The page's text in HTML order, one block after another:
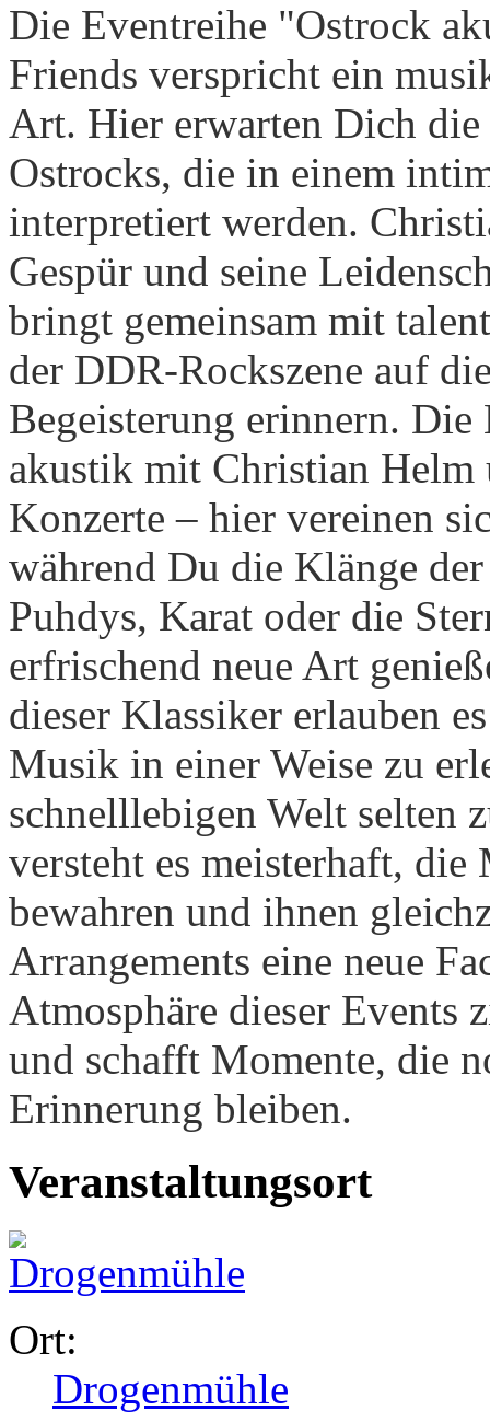
Die Eventreihe "Ostrock
Friends verspricht ein
Art. Hier erwarten Dich die
Ostrocks, die in einem
interpretiert werden.
Gespür und seine
bringt gemeinsam mit
der DDR-Rockszene auf
Begeisterung erinnern. Die
akustik mit Christian Helm
Konzerte – hier vereinen
während Du die Klänge
Puhdys, Karat oder die
erfrischend neue Art
dieser Klassiker erlauben
Musik in einer Weise zu
schnelllebigen Welt selten
versteht es meisterhaft,
bewahren und ihnen
Arrangements eine neue
Atmosphäre dieser Events
und schafft Momente, die
Erinnerung bleiben.
Veranstaltungsort
Ort:
Drogenmühle